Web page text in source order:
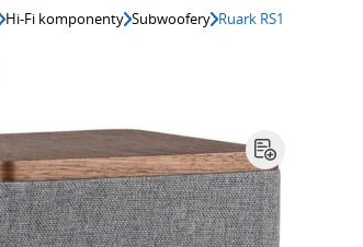
Hi-Fi komponenty Subwoofery Ruark RS1